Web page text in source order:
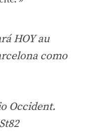
HOY au
como
Occident.